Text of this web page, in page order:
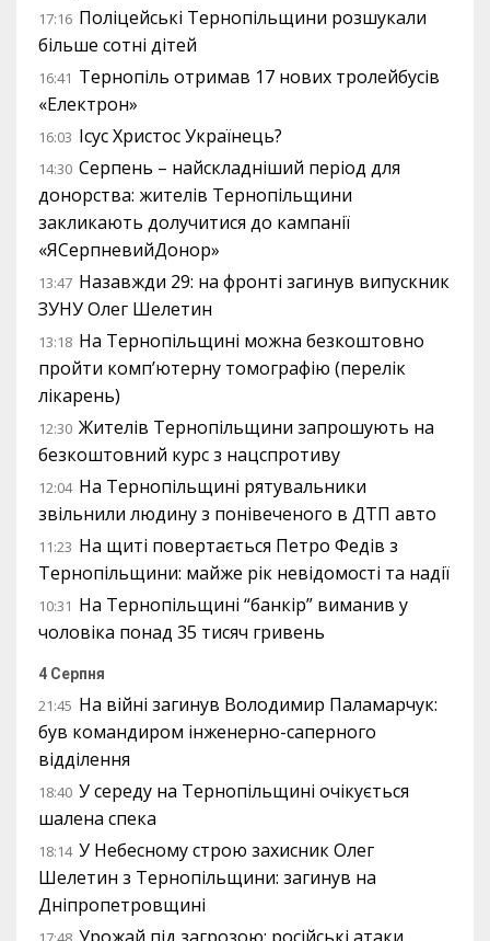
17:16 Поліцейські Тернопільщини розшукали
більше сотні дітей
16:41 Тернопіль отримав 17 нових тролейбусів
«Електрон»
16:03 Ісус Христос Українець?
14:30 Серпень – найскладніший період для
донорства: жителів Тернопільщини
закликають долучитися до кампанії
«ЯСерпневийДонор»
13:47 Назавжди 29: на фронті загинув випускник
ЗУНУ Олег Шелетин
13:18 На Тернопільщині можна безкоштовно
пройти комп’ютерну томографію (перелік
лікарень)
12:30 Жителів Тернопільщини запрошують на
безкоштовний курс з нацспротиву
12:04 На Тернопільщині рятувальники
звільнили людину з понівеченого в ДТП авто
11:23 На щиті повертається Петро Федів з
Тернопільщини: майже рік невідомості та надії
10:31 На Тернопільщині “банкір” виманив у
чоловіка понад 35 тисяч гривень
4 Серпня
21:45 На війні загинув Володимир Паламарчук:
був командиром інженерно-саперного
відділення
18:40 У середу на Тернопільщині очікується
шалена спека
18:14 У Небесному строю захисник Олег
Шелетин з Тернопільщини: загинув на
Дніпропетровщині